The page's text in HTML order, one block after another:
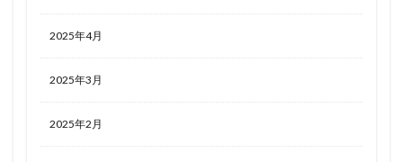
2025年4月
2025年3月
2025年2月